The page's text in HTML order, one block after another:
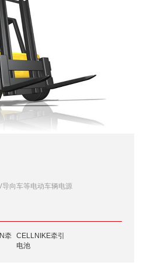
向车等电动车辆电源
牵 CELLNIKE牵引
电池